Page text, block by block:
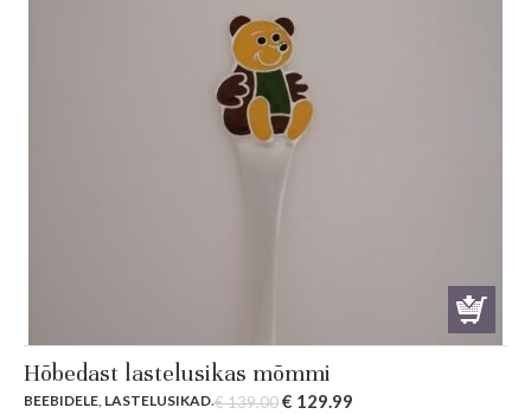
Hõbedast lastelusikas mõmmi
BEEBIDELE LASTELUSIKAD.€139.00Original
€ 129.99